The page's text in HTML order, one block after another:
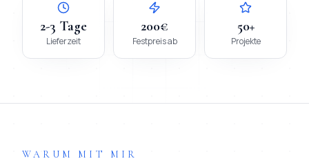
2-3 Tage
Lieferzeit
200€
Festpreis ab
50+
Projekte
WARUM MIT MIR